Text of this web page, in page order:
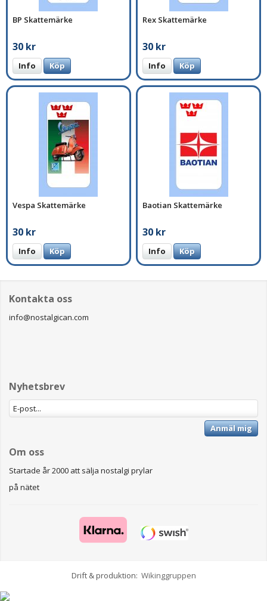
BP Skattemärke
30 kr
Info Köp
Rex Skattemärke
30 kr
Info Köp
Vespa Skattemärke
30 kr
Info Köp
Baotian Skattemärke
30 kr
Info Köp
Kontakta oss
info@nostalgican.com
Nyhetsbrev
Anmäl mig
Om oss
Startade år 2000 att sälja nostalgi prylar
på nätet
Drift & produktion: Wikinggruppen